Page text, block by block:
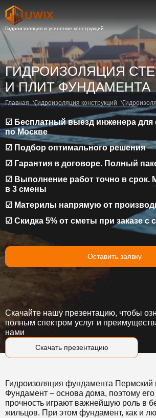
ГИДРОИЗОЛЯЦИЯ
И ПЛИТ ФУНДАМЕНТА
Главная Гидроизоляция конструкций
☑ Бесплатный выезд инженера для
по Москве
☑ Подбор оптимального решения
☑ Гарантия в договоре. Полный
☑ Выполнение работ точно в срок.
в 3 смены
☑ Материлы напрямую от
☑ Скидка 5% от сметы при заказе с
Оставить заявку
Скачать презентацию
Скачайте нашу презентацию, чтобы
полным спектром услуг и
нами
Гидроизоляция фундамента Пермский
Фундамент – основа дома, поэтому
прочность играют важнейшую роль в
жильцов. При этом фундамент, как и